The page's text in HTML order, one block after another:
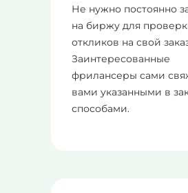
Не нужно постоянно
на биржу для
откликов на свой
Заинтересованные
фрилансеры сами
вами указанными в
способами.